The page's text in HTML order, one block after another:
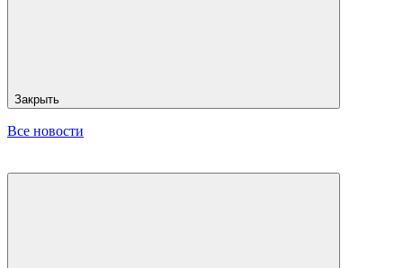
Закрыть
Все новости